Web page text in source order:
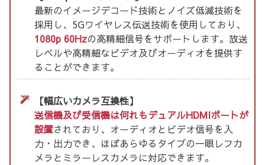
最新のイメージデコード技術とノイズ低減技術を
採用し、5Gワイヤレス伝送技術を使用しており、
1080p 60Hzの高精細信号をサポートします。放送
レベルや高精細なビデオ及びオーディオを提供す
ることができます。
【幅広いカメラ互換性】
送信機及び受信機は何れもデュアルHDMIポートが
設置されており、オーディオとビデオ信号を入
力・出力でき、ほぼあらゆるタイプの一眼レフカ
メラとミラーレスカメラに対応できます。